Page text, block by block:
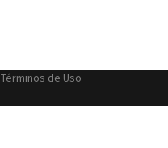
Términos de Uso